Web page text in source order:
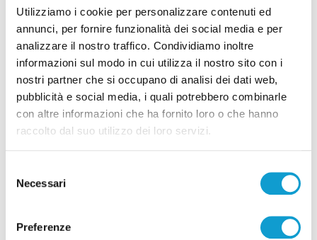
Utilizziamo i cookie per personalizzare contenuti ed
annunci, per fornire funzionalità dei social media e per
analizzare il nostro traffico. Condividiamo inoltre
informazioni sul modo in cui utilizza il nostro sito con i
nostri partner che si occupano di analisi dei dati web,
pubblicità e social media, i quali potrebbero combinarle
con altre informazioni che ha fornito loro o che hanno
raccolto dal suo utilizzo dei loro servizi.
delNecessari
Preferenze
Calcio Serie C - Bongelli lascia la Samb e passa
alla Triestina
di Pierluigi Dorotei